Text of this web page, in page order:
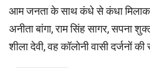
आम जनता के साथ कंधे से कंधा
अनीता बांगा, राम सिंह सागर, सपना
शीला देवी, वह कॉलोनी वासी दर्जनों